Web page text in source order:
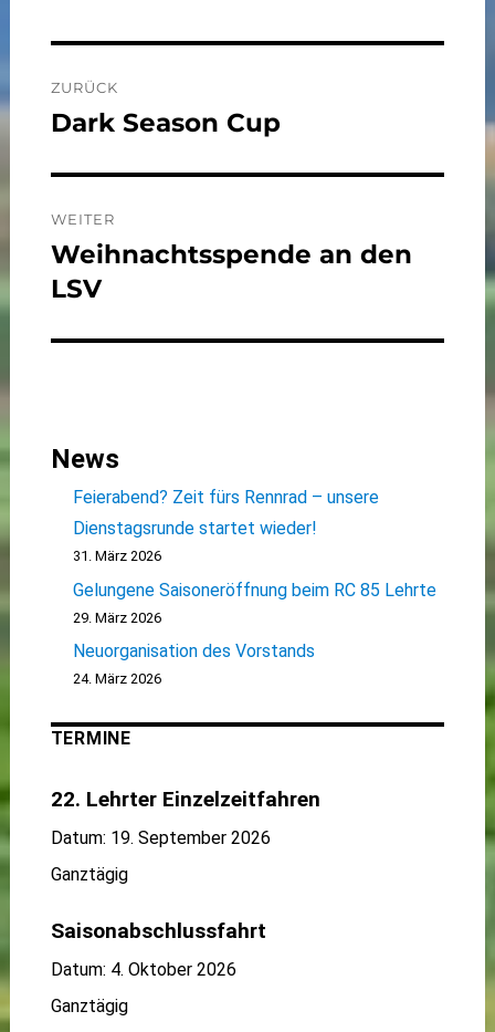
ZURÜCK
Vorheriger
Dark Season Cup
WEITER
Nächster
Beitrag:
Weihnachtsspende an den
LSV
News
Feierabend? Zeit fürs Rennrad – unsere
Dienstagsrunde startet wieder!
31. März 2026
Gelungene Saisoneröffnung beim RC 85 Lehrte
29. März 2026
Neuorganisation des Vorstands
24. März 2026
TERMINE
22. Lehrter Einzelzeitfahren
Datum: 19. September 2026
Ganztägig
Saisonabschlussfahrt
Datum: 4. Oktober 2026
Ganztägig